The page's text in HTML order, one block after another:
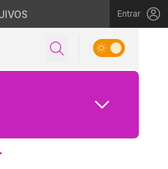
Entrar